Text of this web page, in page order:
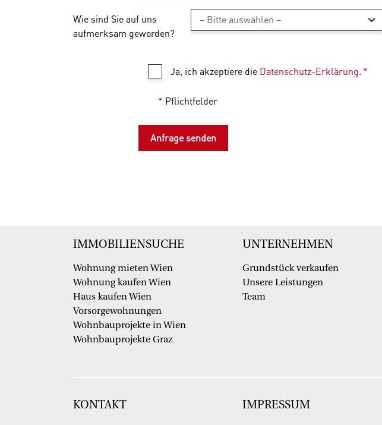
Wie sind Sie auf uns
aufmerksam geworden?
Ja, ich akzeptiere die Datenschutz-Erklärung. *
* Pflichtfelder
IMMOBILIENSUCHE
Wohnung mieten Wien
Wohnung kaufen Wien
Haus kaufen Wien
Vorsorgewohnungen
Wohnbauprojekte in Wien
Wohnbauprojekte Graz
UNTERNEHMEN
Grundstück verkaufen
Unsere Leistungen
Team
KONTAKT IMPRESSUM